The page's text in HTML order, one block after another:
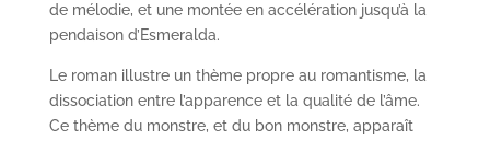
de mélodie, et une montée en accélération jusqu’à la
pendaison d’Esmeralda.
Le roman illustre un thème propre au romantisme, la
dissociation entre l’apparence et la qualité de l’âme.
Ce thème du monstre, et du bon monstre, apparaît